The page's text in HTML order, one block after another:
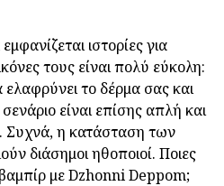
ιστορίες για
τους είναι πολύ εύκολη:
το δέρμα σας και
είναι επίσης απλή και
Συχνά, η κατάσταση των
διάσημοι ηθοποιοί. Ποιες
βαμπίρ με Dzhonni Deppom;